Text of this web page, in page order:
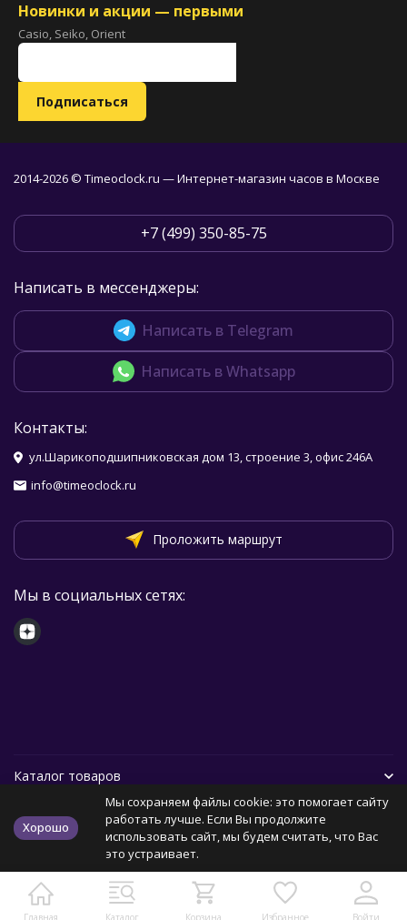
Главная Каталог Корзина Избранное Войти
Новинки и акции — первыми
Casio, Seiko, Orient
2014-2026 © Timeoclock.ru — Интернет-магазин часов в Москве
+7 (499) 350-85-75
Написать в мессенджеры:
Написать в Telegram
Написать в Whatsapp
Контакты:
ул.Шарикоподшипниковская дом 13, строение 3, офис 246А
info@timeoclock.ru
Проложить маршрут
Мы в социальных сетях:
Каталог товаров
Помощь
Политика персональных данных Карта сайта
Хорошо
Мы сохраняем файлы cookie: это помогает сайту
работать лучше. Если Вы продолжите
использовать сайт, мы будем считать, что Вас
это устраивает.